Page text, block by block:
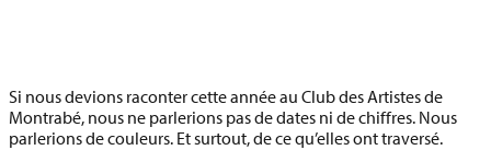
Si nous devions raconter cette année au Club des Artistes de
Montrabé, nous ne parlerions pas de dates ni de chiffres. Nous
parlerions de couleurs. Et surtout, de ce qu’elles ont traversé.